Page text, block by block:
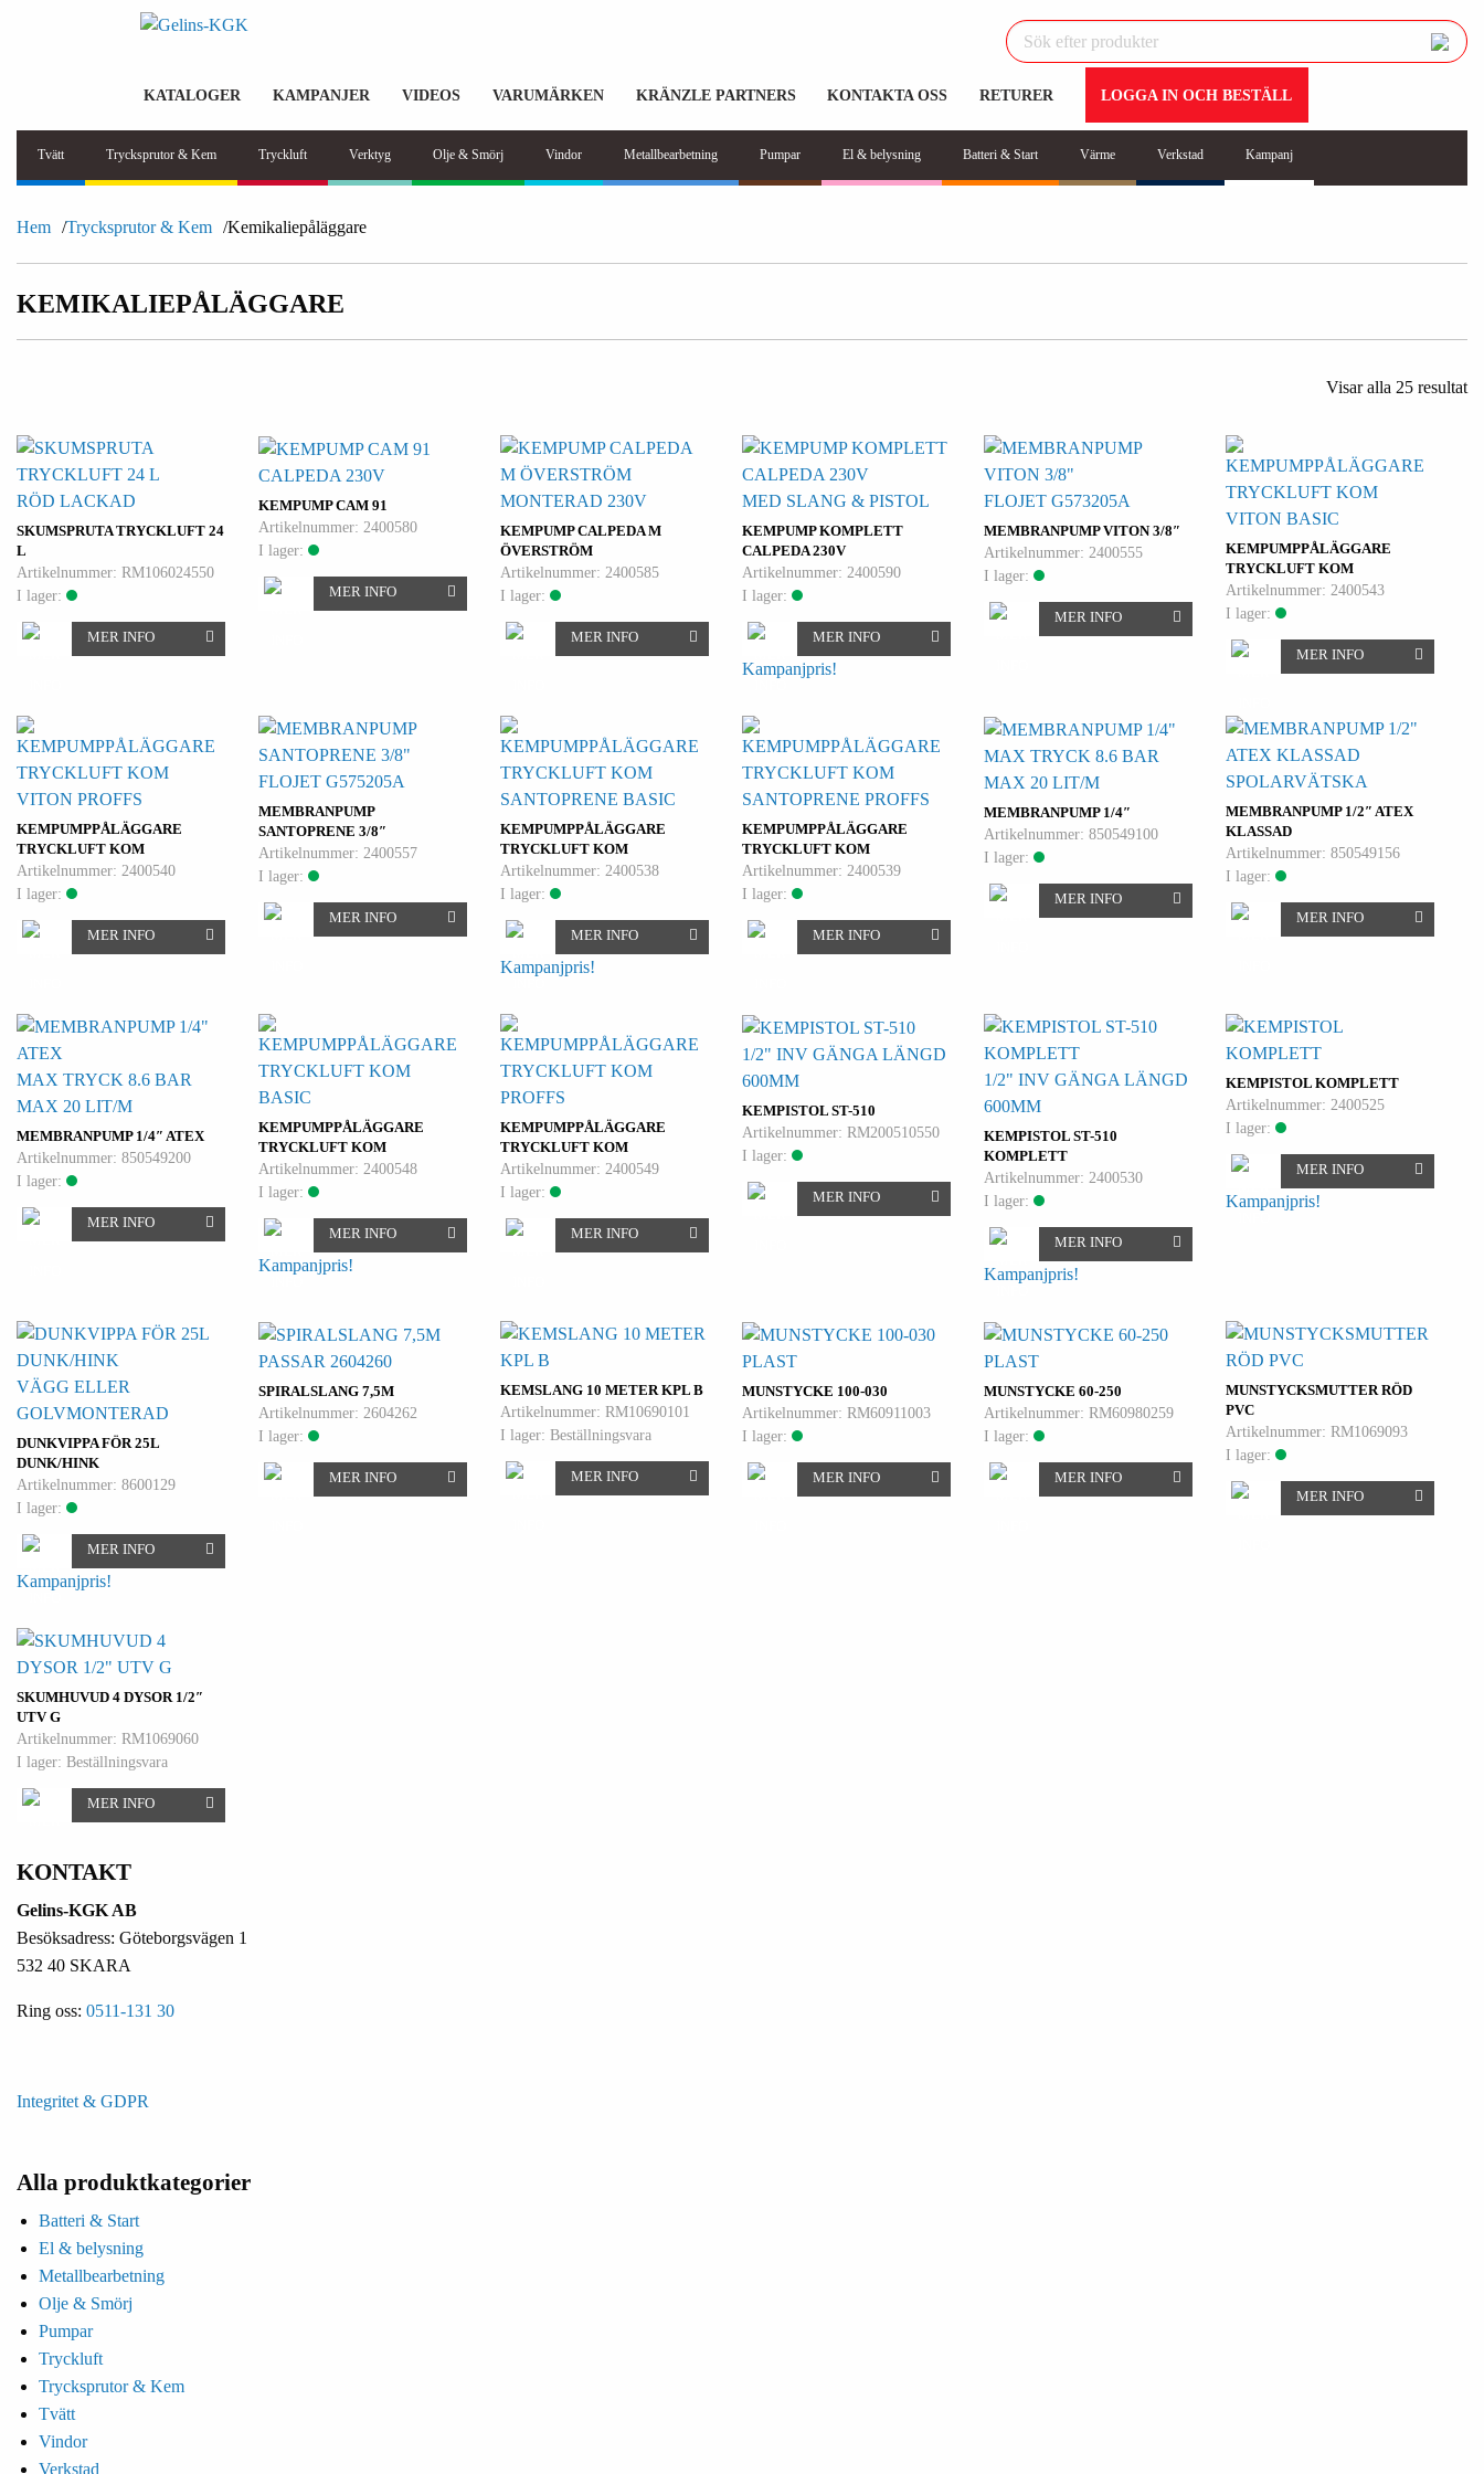
KATALOGER KAMPANJER VIDEOS VARUMÄRKEN KRÄNZLE PARTNERS KONTAKTA OSS RETURER LOGGA IN OCH BESTÄLL
Tvätt Trycksprutor & Kem Tryckluft Verktyg Olje & Smörj Vindor Metallbearbetning Pumpar El & belysning Batteri & Start Värme Verkstad Kampanj
Hem Trycksprutor & Kem Kemikaliepåläggare
KEMIKALIEPÅLÄGGARE
Visar alla 25 resultat
SKUMSPRUTA TRYCKLUFT 24
L
RÖD LACKAD
Artikelnummer: RM106024550
I lager:
MER INFO
KEMPUMP CAM 91
CALPEDA 230V
Artikelnummer: 2400580
I lager:
MER INFO
KEMPUMP CALPEDA M
ÖVERSTRÖM
MONTERAD 230V
Artikelnummer: 2400585
I lager:
MER INFO
KEMPUMP KOMPLETT
CALPEDA 230V
MED SLANG & PISTOL
Artikelnummer: 2400590
I lager:
MER INFO
Kampanjpris!
MEMBRANPUMP VITON 3/8″
FLOJET G573205A
Artikelnummer: 2400555
I lager:
MER INFO
KEMPUMPPÅLÄGGARE
TRYCKLUFT KOM
VITON BASIC
Artikelnummer: 2400543
I lager:
MER INFO
KEMPUMPPÅLÄGGARE
TRYCKLUFT KOM
VITON PROFFS
Artikelnummer: 2400540
I lager:
MER INFO
MEMBRANPUMP
SANTOPRENE 3/8″
FLOJET G575205A
Artikelnummer: 2400557
I lager:
MER INFO
KEMPUMPPÅLÄGGARE
TRYCKLUFT KOM
SANTOPRENE BASIC
Artikelnummer: 2400538
I lager:
MER INFO
Kampanjpris!
KEMPUMPPÅLÄGGARE
TRYCKLUFT KOM
SANTOPRENE PROFFS
Artikelnummer: 2400539
I lager:
MER INFO
MEMBRANPUMP 1/4″
MAX TRYCK 8.6 BAR
MAX 20 LIT/M
Artikelnummer: 850549100
I lager:
MER INFO
MEMBRANPUMP 1/2″ ATEX
KLASSAD
SPOLARVÄTSKA
Artikelnummer: 850549156
I lager:
MER INFO
MEMBRANPUMP 1/4″ ATEX
MAX TRYCK 8.6 BAR
MAX 20 LIT/M
Artikelnummer: 850549200
I lager:
MER INFO
KEMPUMPPÅLÄGGARE
TRYCKLUFT KOM
BASIC
Artikelnummer: 2400548
I lager:
MER INFO
Kampanjpris!
KEMPUMPPÅLÄGGARE
TRYCKLUFT KOM
PROFFS
Artikelnummer: 2400549
I lager:
MER INFO
KEMPISTOL ST-510
1/2" INV GÄNGA LÄNGD
600MM
Artikelnummer: RM200510550
I lager:
MER INFO
KEMPISTOL ST-510
KOMPLETT
1/2" INV GÄNGA LÄNGD
600MM
Artikelnummer: 2400530
I lager:
MER INFO
Kampanjpris!
KEMPISTOL KOMPLETT
Artikelnummer: 2400525
I lager:
MER INFO
Kampanjpris!
DUNKVIPPA FÖR 25L
DUNK/HINK
VÄGG ELLER
GOLVMONTERAD
Artikelnummer: 8600129
I lager:
MER INFO
Kampanjpris!
SPIRALSLANG 7,5M
PASSAR 2604260
Artikelnummer: 2604262
I lager:
MER INFO
KEMSLANG 10 METER KPL B
Artikelnummer: RM10690101
I lager: Beställningsvara
MER INFO
MUNSTYCKE 100-030
PLAST
Artikelnummer: RM60911003
I lager:
MER INFO
MUNSTYCKE 60-250
PLAST
Artikelnummer: RM60980259
I lager:
MER INFO
MUNSTYCKSMUTTER RÖD
PVC
Artikelnummer: RM1069093
I lager:
MER INFO
SKUMHUVUD 4 DYSOR 1/2″
UTV G
Artikelnummer: RM1069060
I lager: Beställningsvara
MER INFO
KONTAKT
Gelins-KGK AB
Besöksadress: Göteborgsvägen 1
532 40 SKARA
Ring oss: 0511-131 30
Integritet & GDPR
Alla produktkategorier
Batteri & Start
El & belysning
Metallbearbetning
Olje & Smörj
Pumpar
Tryckluft
Trycksprutor & Kem
Tvätt
Vindor
Verkstad